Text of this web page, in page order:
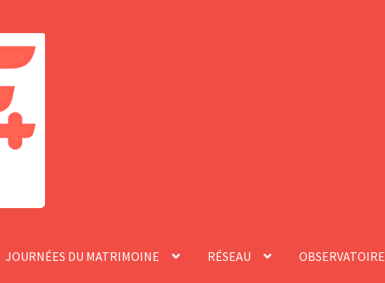
JOURNÉES DU MATRIMOINE RÉSEAU OBSERVATOIRE